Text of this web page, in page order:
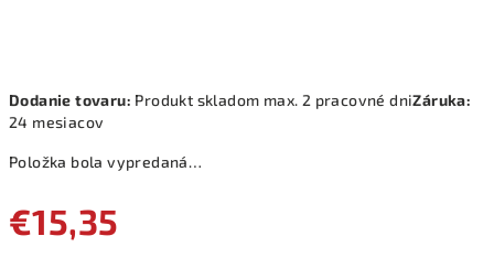
Dodanie tovaru: Produkt skladom max. 2 pracovné dniZáruka:
24 mesiacov
Položka bola vypredaná…
€15,35